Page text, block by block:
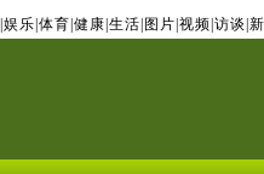
娱乐 体育 健康 生活 图片 视频 访谈